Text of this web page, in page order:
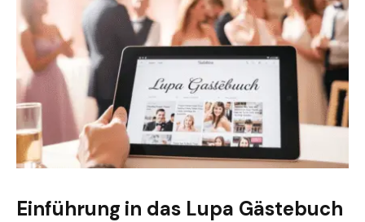
Einführung in das Lupa Gästebuch